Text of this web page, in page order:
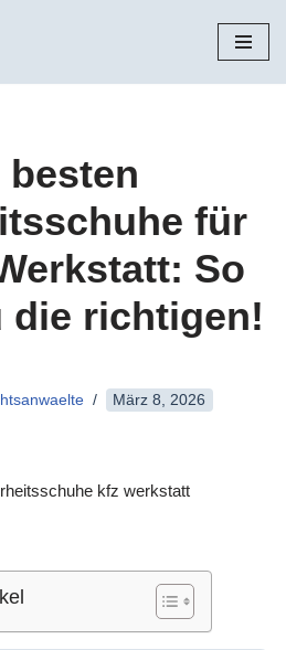
besten
für
So
die richtigen!
März 8, 2026